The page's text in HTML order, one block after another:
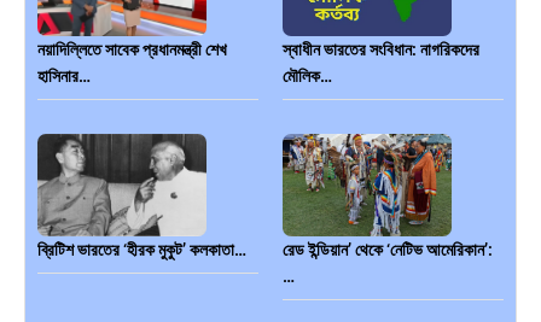
নয়াদিল্লিতে সাবেক প্রধানমন্ত্রী শেখ
হাসিনার…
স্বাধীন ভারতের সংবিধান: নাগরিকদের
মৌলিক…
ব্রিটিশ ভারতের ‘হীরক মুকুট’ কলকাতা…
রেড ইন্ডিয়ান’ থেকে ‘নেটিভ আমেরিকান’:
…